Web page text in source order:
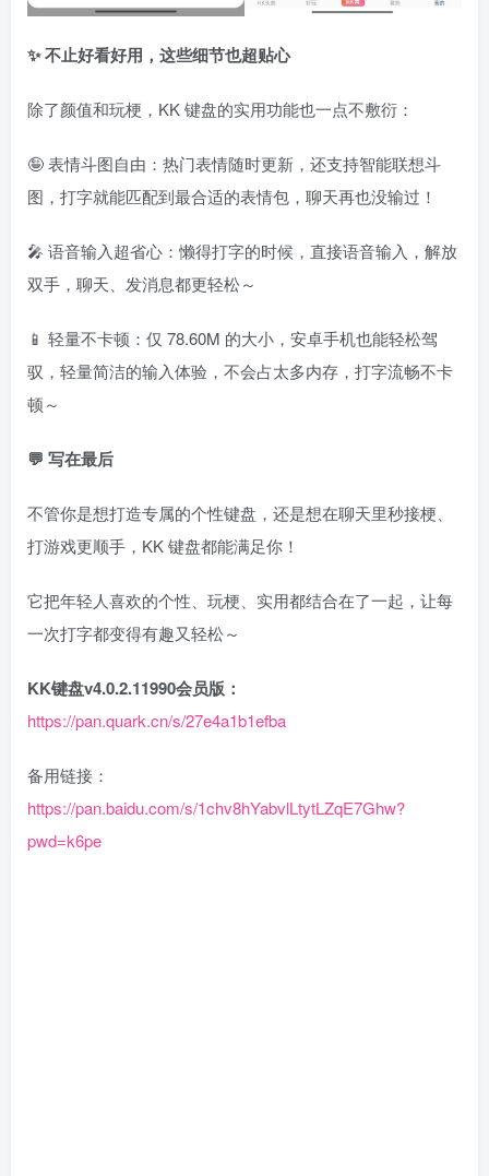
✨ 不止好看好用，这些细节也超贴心
除了颜值和玩梗，KK 键盘的实用功能也一点不敷衍：
🤪 表情斗图自由：热门表情随时更新，还支持智能联想斗
图，打字就能匹配到最合适的表情包，聊天再也没输过！
🎤 语音输入超省心：懒得打字的时候，直接语音输入，解放
双手，聊天、发消息都更轻松～
📱 轻量不卡顿：仅 78.60M 的大小，安卓手机也能轻松驾
驭，轻量简洁的输入体验，不会占太多内存，打字流畅不卡
顿～
💬 写在最后
不管你是想打造专属的个性键盘，还是想在聊天里秒接梗、
打游戏更顺手，KK 键盘都能满足你！
它把年轻人喜欢的个性、玩梗、实用都结合在了一起，让每
一次打字都变得有趣又轻松～
KK键盘v4.0.2.11990会员版：
https://pan.quark.cn/s/27e4a1b1efba
备用链接：
https://pan.baidu.com/s/1chv8hYabvlLtytLZqE7Ghw?
pwd=k6pe